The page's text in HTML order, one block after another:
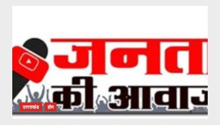
उत्तराखंड होम